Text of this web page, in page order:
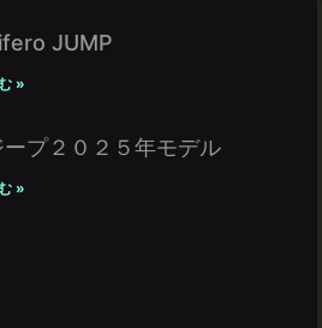
JUMP
»
ープ２０２５年モデル
»